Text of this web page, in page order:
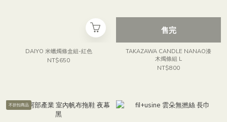
DAIYO 米蠟燭條盒組-紅色
NT$650
售完
TAKAZAWA CANDLE NANAO漆
木燭條組 L
NT$800
不折扣商品